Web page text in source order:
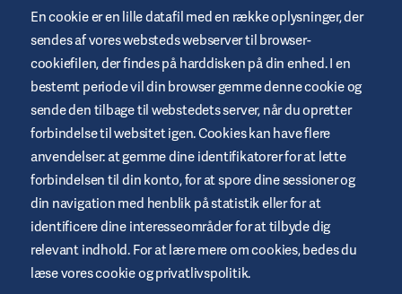
© 2023/2024 Insulet Corporation producent. Omnipod,
Omnipod-logoet, DASH, DASH-logoet og Podder er varemærker
eller registrerede varemærker tilhørende Insulet Corporation i
USA og andre jurisdiktioner. myomnipod.com Omnipod DASH
og Omnipod 5 er CE-mærket i henhold til MDR (EU) 2017/745.
Fortrolighetspolitik
Cookies
Juridisk meddelelse
Oversigt over websted
En cookie er en lille datafil med en række oplysninger, der
sendes af vores websteds webserver til browser-
cookiefilen, der findes på harddisken på din enhed. I en
bestemt periode vil din browser gemme denne cookie og
sende den tilbage til webstedets server, når du opretter
forbindelse til websitet igen. Cookies kan have flere
anvendelser: at gemme dine identifikatorer for at lette
forbindelsen til din konto, for at spore dine sessioner og
din navigation med henblik på statistik eller for at
identificere dine interesseområder for at tilbyde dig
relevant indhold. For at lære mere om cookies, bedes du
læse vores cookie og privatlivspolitik.